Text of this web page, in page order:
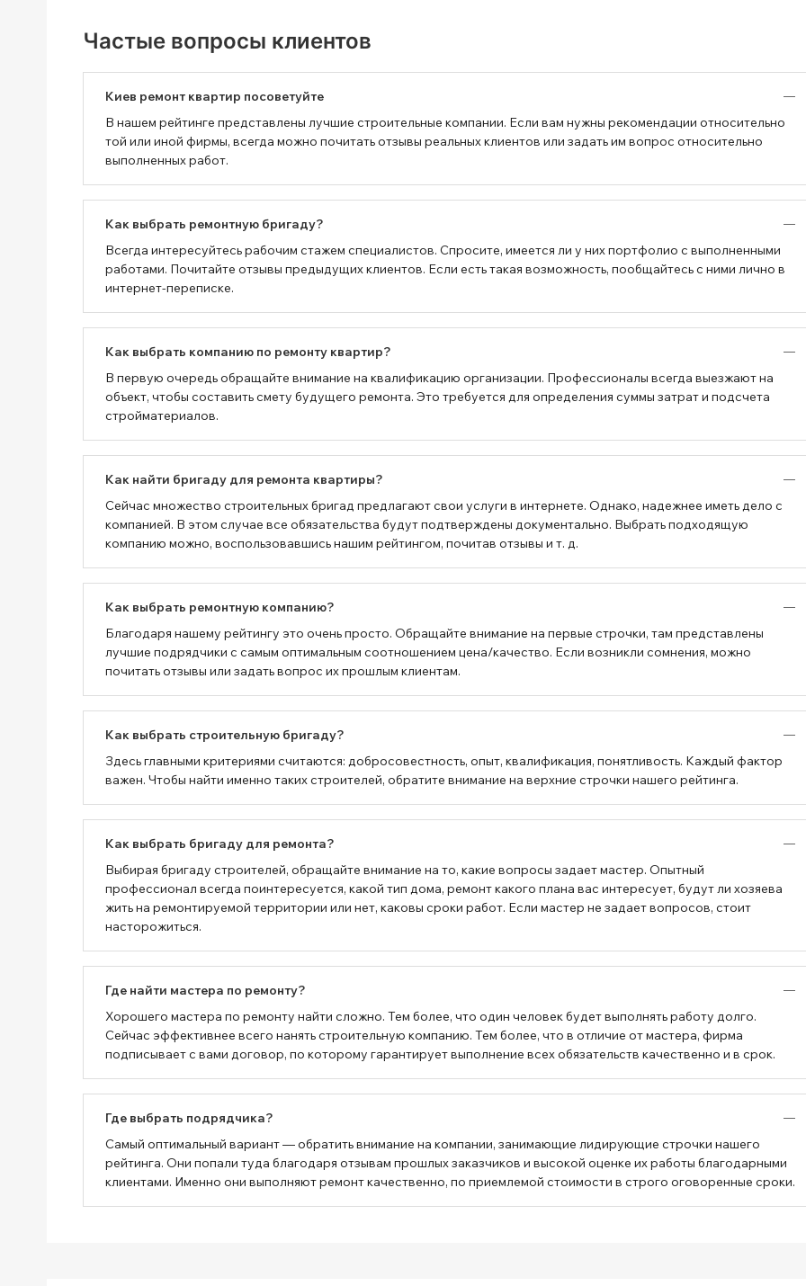
Частые вопросы клиентов
Киев ремонт квартир посоветуйте
В нашем рейтинге представлены лучшие строительные компании. Если вам нужны рекомендации относительно
той или иной фирмы, всегда можно почитать отзывы реальных клиентов или задать им вопрос относительно
выполненных работ.
Как выбрать ремонтную бригаду?
Всегда интересуйтесь рабочим стажем специалистов. Спросите, имеется ли у них портфолио с выполненными
работами. Почитайте отзывы предыдущих клиентов. Если есть такая возможность, пообщайтесь с ними лично в
интернет-переписке.
Как выбрать компанию по ремонту квартир?
В первую очередь обращайте внимание на квалификацию организации. Профессионалы всегда выезжают на
объект, чтобы составить смету будущего ремонта. Это требуется для определения суммы затрат и подсчета
стройматериалов.
Как найти бригаду для ремонта квартиры?
Сейчас множество строительных бригад предлагают свои услуги в интернете. Однако, надежнее иметь дело с
компанией. В этом случае все обязательства будут подтверждены документально. Выбрать подходящую
компанию можно, воспользовавшись нашим рейтингом, почитав отзывы и т. д.
Как выбрать ремонтную компанию?
Благодаря нашему рейтингу это очень просто. Обращайте внимание на первые строчки, там представлены
лучшие подрядчики с самым оптимальным соотношением цена/качество. Если возникли сомнения, можно
почитать отзывы или задать вопрос их прошлым клиентам.
Как выбрать строительную бригаду?
Здесь главными критериями считаются: добросовестность, опыт, квалификация, понятливость. Каждый фактор
важен. Чтобы найти именно таких строителей, обратите внимание на верхние строчки нашего рейтинга.
Как выбрать бригаду для ремонта?
Выбирая бригаду строителей, обращайте внимание на то, какие вопросы задает мастер. Опытный
профессионал всегда поинтересуется, какой тип дома, ремонт какого плана вас интересует, будут ли хозяева
жить на ремонтируемой территории или нет, каковы сроки работ. Если мастер не задает вопросов, стоит
насторожиться.
Где найти мастера по ремонту?
Хорошего мастера по ремонту найти сложно. Тем более, что один человек будет выполнять работу долго.
Сейчас эффективнее всего нанять строительную компанию. Тем более, что в отличие от мастера, фирма
подписывает с вами договор, по которому гарантирует выполнение всех обязательств качественно и в срок.
Где выбрать подрядчика?
Самый оптимальный вариант — обратить внимание на компании, занимающие лидирующие строчки нашего
рейтинга. Они попали туда благодаря отзывам прошлых заказчиков и высокой оценке их работы благодарными
клиентами. Именно они выполняют ремонт качественно, по приемлемой стоимости в строго оговоренные сроки.